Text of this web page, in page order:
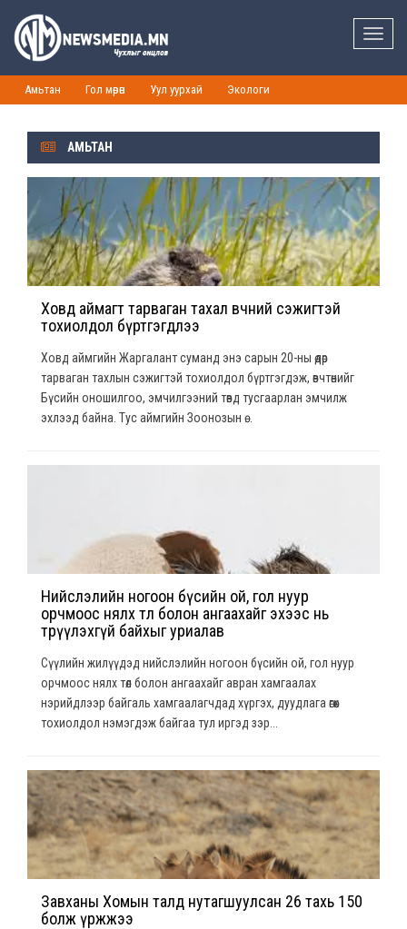
Toggle
Амьтан Гол мөрөн Уул уурхай Экологи
АМЬТАН
Ховд аймагт тарваган тахал өвчний сэжигтэй
тохиолдол бүртгэгдлээ
Ховд аймгийн Жаргалант суманд энэ сарын 20-ны өдөр
тарваган тахлын сэжигтэй тохиолдол бүртгэгдэж, өвчтөнийг
Бүсийн оношилгоо, эмчилгээний төвд тусгаарлан эмчилж
эхлээд байна. Тус аймгийн Зоонозын ө...
Нийслэлийн ногоон бүсийн ой, гол нуур
орчмоос нялх төл болон ангаахайг эхээс нь
төөрүүлэхгүй байхыг уриалав
Сүүлийн жилүүдэд нийслэлийн ногоон бүсийн ой, гол нуур
орчмоос нялх төл болон ангаахайг авран хамгаалах
нэрийдлээр байгаль хамгаалагчдад хүргэх, дуудлага өгөх
тохиолдол нэмэгдэж байгаа тул иргэд зэр...
Завханы Хомын талд нутагшуулсан 26 тахь 150
болж үржжээ